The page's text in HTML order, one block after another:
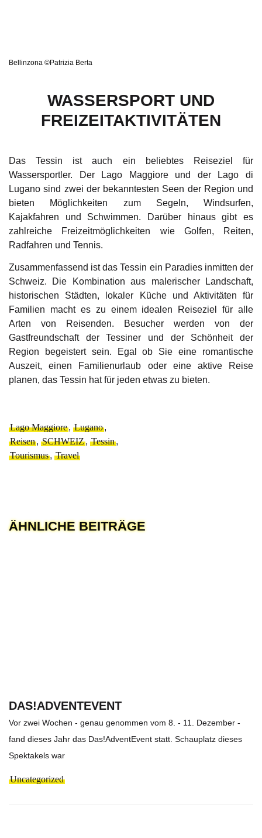
Bellinzona ©Patrizia Berta
WASSERSPORT UND
FREIZEITAKTIVITÄTEN
Das Tessin ist auch ein beliebtes Reiseziel für
Wassersportler. Der Lago Maggiore und der Lago di
Lugano sind zwei der bekanntesten Seen der Region und
bieten Möglichkeiten zum Segeln, Windsurfen,
Kajakfahren und Schwimmen. Darüber hinaus gibt es
zahlreiche Freizeitmöglichkeiten wie Golfen, Reiten,
Radfahren und Tennis.
Zusammenfassend ist das Tessin ein Paradies inmitten der
Schweiz. Die Kombination aus malerischer Landschaft,
historischen Städten, lokaler Küche und Aktivitäten für
Familien macht es zu einem idealen Reiseziel für alle
Arten von Reisenden. Besucher werden von der
Gastfreundschaft der Tessiner und der Schönheit der
Region begeistert sein. Egal ob Sie eine romantische
Auszeit, einen Familienurlaub oder eine aktive Reise
planen, das Tessin hat für jeden etwas zu bieten.
Lago Maggiore, Lugano,
Reisen, SCHWEIZ, Tessin,
Tourismus, Travel
ÄHNLICHE BEITRÄGE
DAS!ADVENTEVENT
Vor zwei Wochen - genau genommen vom 8. - 11. Dezember -
fand dieses Jahr das Das!AdventEvent statt. Schauplatz dieses
Spektakels war
Uncategorized